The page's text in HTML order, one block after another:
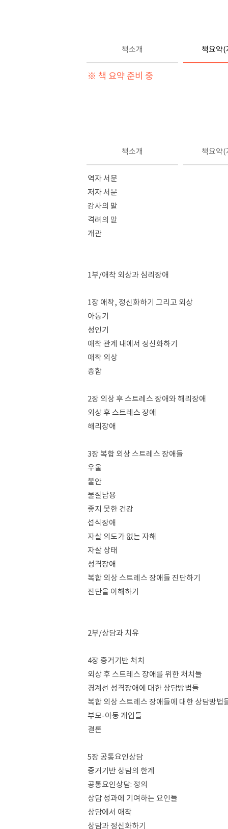
책소개 책요약(
※ 책 요약 준비 중
책소개 책요약(
역자 서문
저자 서문
감사의 말
격려의 말
개관
1부/애착 외상과 심리장애
1장 애착, 정신화하기 그리고 외상
아동기
성인기
애착 관계 내에서 정신화하기
애착 외상
종합
2장 외상 후 스트레스 장애와 해리장애
외상 후 스트레스 장애
해리장애
3장 복합 외상 스트레스 장애들
우울
불안
물질남용
좋지 못한 건강
섭식장애
자살 의도가 없는 자해
자살 상태
성격장애
복합 외상 스트레스 장애들 진단하기
진단을 이해하기
2부/상담과 치유
4장 증거기반 처치
외상 후 스트레스 장애를 위한 처치들
경계선 성격장애에 대한 상담방법들
복합 외상 스트레스 장애들에 대한 상담방법
부모-아동 개입들
결론
5장 공통요인상담
증거기반 상담의 한계
공통요인상담: 정의
상담 성과에 기여하는 요인들
상담에서 애착
상담과 정신화하기